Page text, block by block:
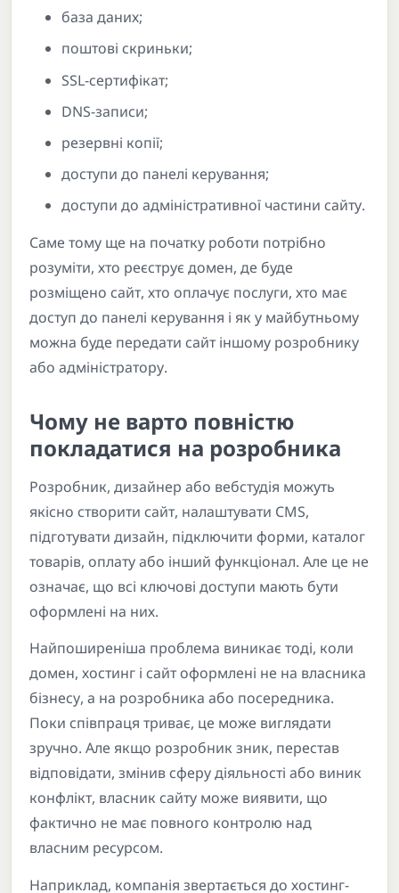
база даних;
поштові скриньки;
SSL-сертифікат;
DNS-записи;
резервні копії;
доступи до панелі керування;
доступи до адміністративної частини сайту.
Саме тому ще на початку роботи потрібно
розуміти, хто реєструє домен, де буде
розміщено сайт, хто оплачує послуги, хто має
доступ до панелі керування і як у майбутньому
можна буде передати сайт іншому розробнику
або адміністратору.
Чому не варто повністю
покладатися на розробника
Розробник, дизайнер або вебстудія можуть
якісно створити сайт, налаштувати CMS,
підготувати дизайн, підключити форми, каталог
товарів, оплату або інший функціонал. Але це не
означає, що всі ключові доступи мають бути
оформлені на них.
Найпоширеніша проблема виникає тоді, коли
домен, хостинг і сайт оформлені не на власника
бізнесу, а на розробника або посередника.
Поки співпраця триває, це може виглядати
зручно. Але якщо розробник зник, перестав
відповідати, змінив сферу діяльності або виник
конфлікт, власник сайту може виявити, що
фактично не має повного контролю над
власним ресурсом.
Наприклад, компанія звертається до хостинг-